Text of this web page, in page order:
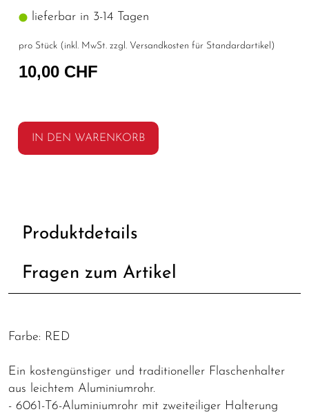
lieferbar in 3-14 Tagen
pro Stück (inkl. MwSt. zzgl. Versandkosten für Standardartikel )
10,00 CHF
IN DEN WARENKORB
Produktdetails
Fragen zum Artikel
Farbe: RED
Ein kostengünstiger und traditioneller Flaschenhalter
aus leichtem Aluminiumrohr.
- 6061-T6-Aluminiumrohr mit zweiteiliger Halterung